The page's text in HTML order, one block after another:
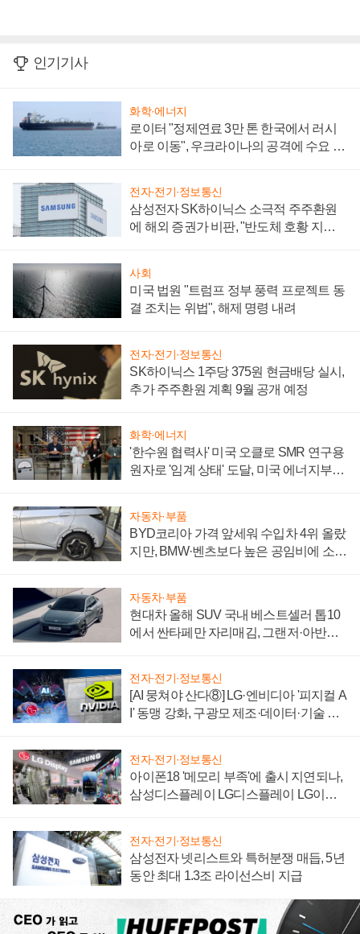
인기기사
화학·에너지
로이터 "정제연료 3만 톤 한국에서 러시
아로 이동", 우크라이나의 공격에 수요 늘
전자·전기·정보통신
삼성전자 SK하이닉스 소극적 주주환원
에 해외 증권가 비판, "반도체 호황 지속
사회
미국 법원 "트럼프 정부 풍력 프로젝트 동
결 조치는 위법", 해제 명령 내려
전자·전기·정보통신
SK하이닉스 1주당 375원 현금배당 실시,
추가 주주환원 계획 9월 공개 예정
화학·에너지
'한수원 협력사' 미국 오클로 SMR 연구용
원자로 '임계 상태' 도달, 미국 에너지부
자동차·부품
BYD코리아 가격 앞세워 수입차 4위 올랐
지만, BMW·벤츠보다 높은 공임비에 소비
자동차·부품
현대차 올해 SUV 국내 베스트셀러 톱10
에서 싼타페만 자리매김, 그랜저·아반떼
전자·전기·정보통신
[AI 뭉쳐야 산다⑧] LG·엔비디아 '피지컬 A
I' 동맹 강화, 구광모 제조·데이터·기술 결
전자·전기·정보통신
아이폰18 '메모리 부족'에 출시 지연되나,
삼성디스플레이 LG디스플레이 LG이노
전자·전기·정보통신
삼성전자 넷리스트와 특허분쟁 매듭, 5년
동안 최대 1.3조 라이선스비 지급